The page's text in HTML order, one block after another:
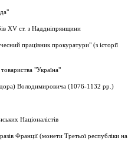
XV ст. з Наддніпрянщини
працівник прокуратури" (з історії
"Україна"
Володимировича (1076-1132 рр.)
Націоналістів
Франції (монети Третьої республіки на